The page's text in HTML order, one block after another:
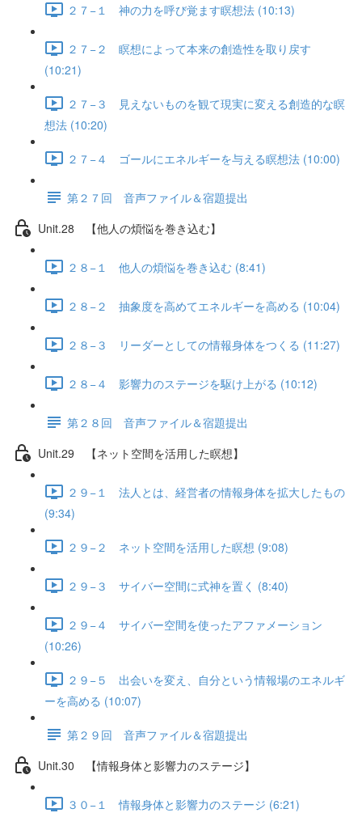
２７−１ 神の力を呼び覚ます瞑想法 (10:13)
２７−２ 瞑想によって本来の創造性を取り戻す
(10:21)
２７−３ 見えないものを観て現実に変える創造的な瞑
想法 (10:20)
２７−４ ゴールにエネルギーを与える瞑想法 (10:00)
第２７回 音声ファイル＆宿題提出
Unit.28 【他人の煩悩を巻き込む】
２８−１ 他人の煩悩を巻き込む (8:41)
２８−２ 抽象度を高めてエネルギーを高める (10:04)
２８−３ リーダーとしての情報身体をつくる (11:27)
２８−４ 影響力のステージを駆け上がる (10:12)
第２８回 音声ファイル＆宿題提出
Unit.29 【ネット空間を活用した瞑想】
２９−１ 法人とは、経営者の情報身体を拡大したもの
(9:34)
２９−２ ネット空間を活用した瞑想 (9:08)
２９−３ サイバー空間に式神を置く (8:40)
２９−４ サイバー空間を使ったアファメーション
(10:26)
２９−５ 出会いを変え、自分という情報場のエネルギ
ーを高める (10:07)
第２９回 音声ファイル＆宿題提出
Unit.30 【情報身体と影響力のステージ】
３０−１ 情報身体と影響力のステージ (6:21)